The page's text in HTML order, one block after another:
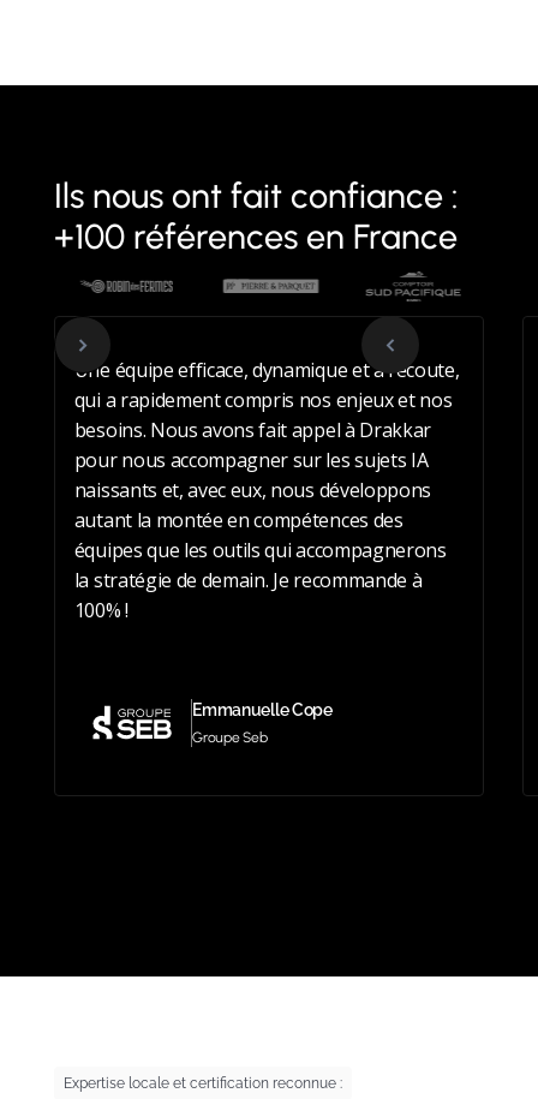
Ils nous ont fait confiance :
+100 références en France
Une équipe efficace, dynamique et à l’écoute,
qui a rapidement compris nos enjeux et nos
besoins. Nous avons fait appel à Drakkar
pour nous accompagner sur les sujets IA
naissants et, avec eux, nous développons
autant la montée en compétences des
équipes que les outils qui accompagnerons
la stratégie de demain. Je recommande à
100% !
Emmanuelle Cope
Groupe Seb
Expertise locale et certification reconnue :